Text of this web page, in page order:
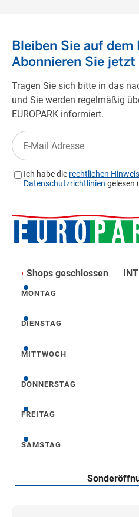
Shops geschlossen
Montag
MONTAG
Dienstag
DIENSTAG
Mittwoch
MITTWOCH
Donnerstag
DONNERSTAG
Freitag
FREITAG
Samstag
SAMSTAG